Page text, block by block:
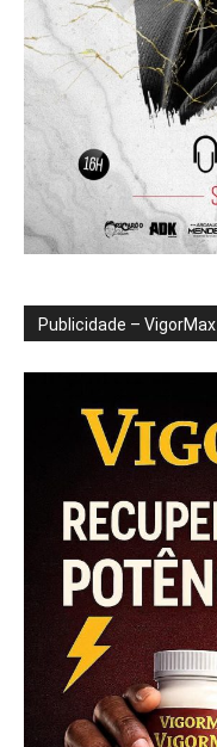
Publicidade – VigorMax